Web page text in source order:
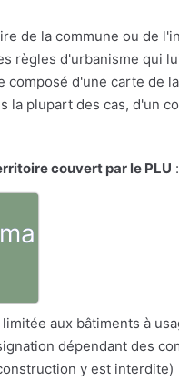
de la commune ou de
règles d'urbanisme
d'une carte de
plupart des cas, d'un
couvert par le PLU :
aux bâtiments à
dépendant des
y est interdite)